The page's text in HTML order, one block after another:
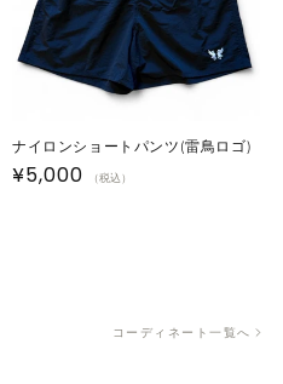
ナイロンショートパンツ(雷鳥ロゴ)
通
¥5,000 （税込）
コーディネート一覧へ